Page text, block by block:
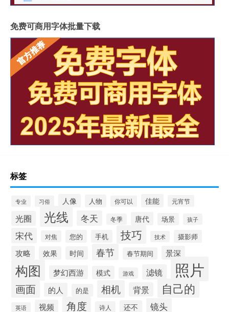
免费可商用字体批量下载
标签
专业 习俗 人像 人物 你可以 佳能 元宵节
光圈 光线 冬天 冬季 唐代 场景 孩子
宋代 对焦 您的 手机 技巧 技术 摄影师
攻略 效果 时间 春节 春节期间 景深
构图 梦幻西游 模式 游戏 滤镜 照片
画面 的人 的是 相机 背景 自己的
英语 视频 角度 诗人 还不 镜头